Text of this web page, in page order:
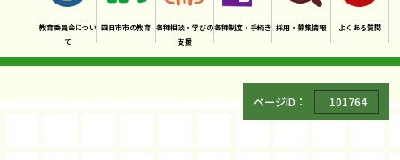
教育委員会につい
て
四日市市の教育 各種相談・学びの
支援
各種制度・手続き 採用・募集情報 よくある質問
ページID： 101764